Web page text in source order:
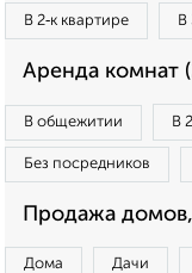
В 2‑к квартире В
Аренда комнат
В общежитии В
Без посредников
Продажа
Дома Дачи